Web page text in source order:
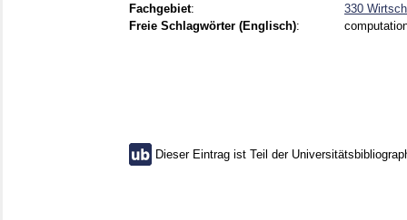
Fachgebiet:
330
Freie Schlagwörter (Englisch):
Dieser Eintrag ist Teil der